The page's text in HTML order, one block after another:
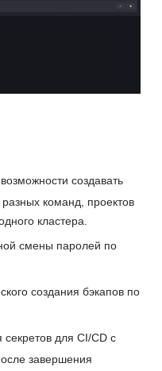
создавать
команд, проектов
кластера.
смены паролей по
создания бэкапов по
для CI/CD с
завершения